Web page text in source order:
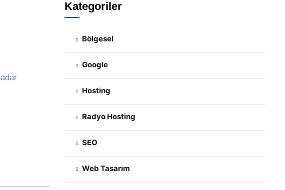
Kategoriler
Bölgesel
Google
Hosting
Radyo Hosting
SEO
Web Tasarım